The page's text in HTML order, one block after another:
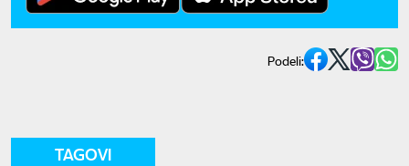
Podeli:
TAGOVI